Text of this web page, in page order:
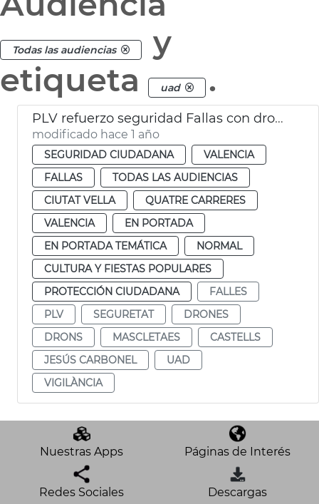
Todas las audiencias
y
etiqueta
uad .
PLV refuerzo seguridad Fallas con drones
modificado hace 1 año
SEGURIDAD CIUDADANA
VALENCIA
FALLAS
TODAS LAS AUDIENCIAS
CIUTAT VELLA
QUATRE CARRERES
VALENCIA
EN PORTADA
EN PORTADA TEMÁTICA
NORMAL
CULTURA Y FIESTAS POPULARES
PROTECCIÓN CIUDADANA
FALLES
PLV
SEGURETAT
DRONES
DRONS
MASCLETAES
CASTELLS
JESÚS CARBONEL
UAD
VIGILÀNCIA
Nuestras Apps Páginas de Interés
Redes Sociales Descargas